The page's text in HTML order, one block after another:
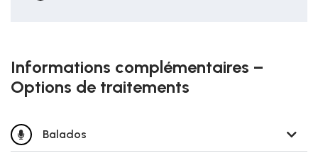
Informations complémentaires –
Options de traitements
Balados